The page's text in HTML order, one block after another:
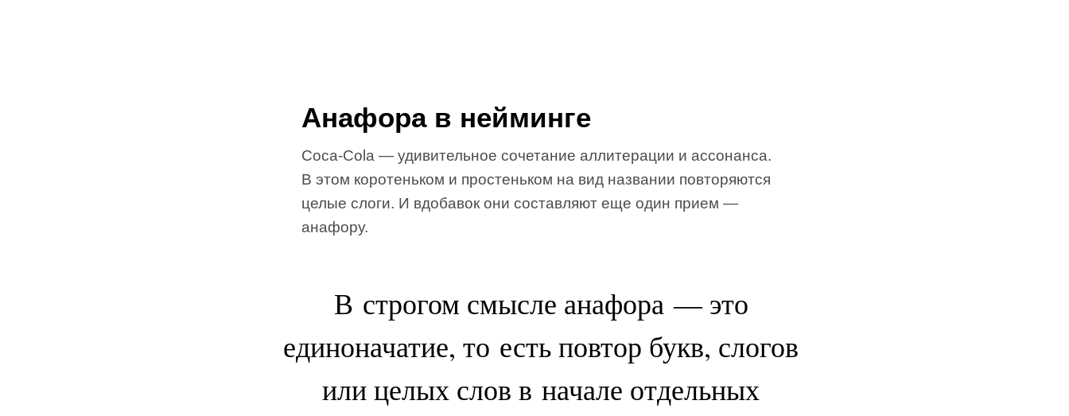
Анафора в нейминге
Coca-Cola — удивительное сочетание аллитерации и ассонанса.
В этом коротеньком и простеньком на вид названии повторяются
целые слоги. И вдобавок они составляют еще один прием —
анафору.
В строгом смысле анафора — это
единоначатие, то есть повтор букв, слогов
или целых слов в начале отдельных